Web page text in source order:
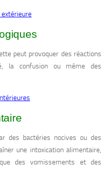
peut provoquer des réactions
la confusion ou même des
des bactéries nocives ou des
une intoxication alimentaire,
des vomissements et des